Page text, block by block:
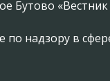
Бутово «Вестник
по надзору в